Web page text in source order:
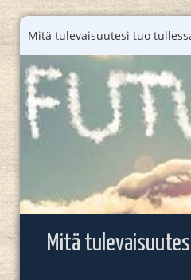
Mitä tulevaisuutesi tuo
Mitä